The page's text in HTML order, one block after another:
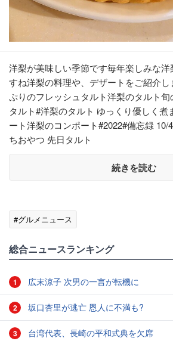
洋梨が美味しい季節です毎年楽しみな
すね洋梨の料理や、デザートをご紹介
ぷりのフレッシュタルト洋梨のタルト旬
タルト#洋梨のタルト ゆっくり優しく煮
ート洋梨のコンポート#2022#備忘録 10/
ちおやつ 先日タルト
続きを読む
#グルメニュース
総合ニュースランキング
1 広末涼子 次男の一言が転機に
2 坂口杏里が逃亡 恩人に不満も?
3 台湾代表、長崎の平和式典を欠席